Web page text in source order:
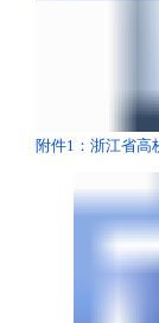
附件1：浙江省高